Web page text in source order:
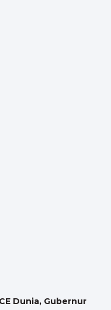
Dunia, Gubernur